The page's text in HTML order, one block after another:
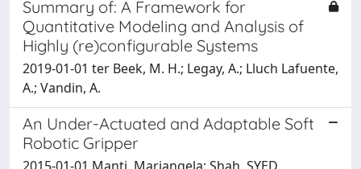
Summary of: A Framework for
Quantitative Modeling and Analysis of
Highly (re)configurable Systems
2019-01-01 ter Beek, M. H.; Legay, A.; Lluch Lafuente,
A.; Vandin, A.
An Under-Actuated and Adaptable Soft
Robotic Gripper
2015-01-01 Manti, Mariangela; Shah, SYED